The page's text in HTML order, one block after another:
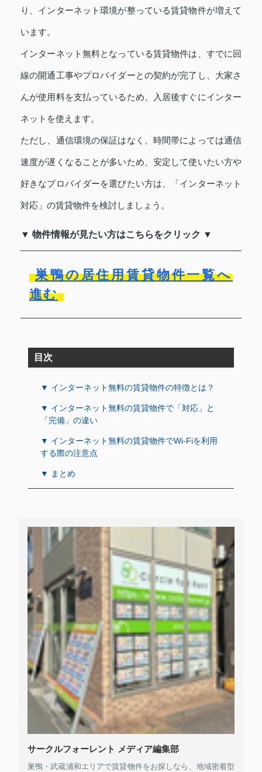
り、インターネット環境が整っている賃貸物件が増えて
います。
インターネット無料となっている賃貸物件は、すでに回
線の開通工事やプロバイダーとの契約が完了し、大家さ
んが使用料を支払っているため、入居後すぐにインター
ネットを使えます。
ただし、通信環境の保証はなく、時間帯によっては通信
速度が遅くなることが多いため、安定して使いたい方や
好きなプロバイダーを選びたい方は、「インターネット
対応」の賃貸物件を検討しましょう。
▼ 物件情報が見たい方はこちらをクリック ▼
巣鴨の居住用賃貸物件一覧へ
進む
目次
▼ インターネット無料の賃貸物件の特徴とは？
▼ インターネット無料の賃貸物件で「対応」と
「完備」の違い
▼ インターネット無料の賃貸物件でWi-Fiを利用
する際の注意点
▼ まとめ
サークルフォーレント メディア編集部
巣鴨・武蔵浦和エリアで賃貸物件をお探しなら、地域密着型